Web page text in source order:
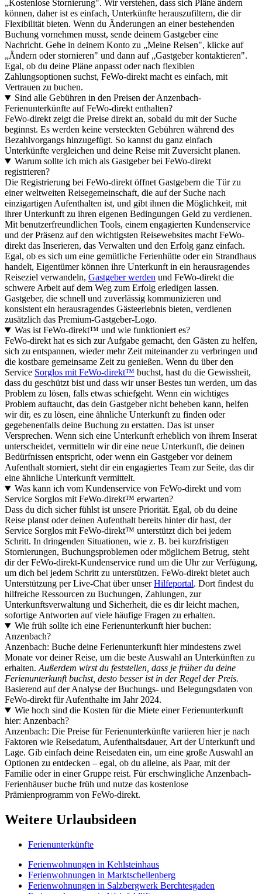
„Kostenlose Stornierung". Wir verstehen, dass sich Pläne ändern
können, daher ist es einfach, Unterkünfte herauszufiltern, die dir
Flexibilität bieten. Wenn du Änderungen an einer bestehenden
Buchung vornehmen musst, sende deinem Gastgeber eine
Nachricht. Gehe in deinem Konto zu „Meine Reisen", klicke auf
„Ändern oder stornieren" und dann auf „Gastgeber kontaktieren".
Egal, ob du deine Pläne anpasst oder nach flexiblen
Zahlungsoptionen suchst, FeWo-direkt macht es einfach, mit
Vertrauen zu buchen.
Sind alle Gebühren in den Preisen der Anzenbach-
Ferienunterkünfte auf FeWo-direkt enthalten?
FeWo-direkt zeigt die Preise direkt an, sobald du mit der Suche
beginnst. Es werden keine versteckten Gebühren während des
Bezahlvorgangs hinzugefügt. So kannst du ganz einfach
Unterkünfte vergleichen und deine Reise mit Zuversicht planen.
Warum sollte ich mich als Gastgeber bei FeWo-direkt
registrieren?
Die Registrierung bei FeWo-direkt öffnet Gastgebern die Tür zu
einer weltweiten Reisegemeinschaft, die auf der Suche nach
einzigartigen Aufenthalten ist, und gibt ihnen die Möglichkeit, mit
ihrer Unterkunft zu ihren eigenen Bedingungen Geld zu verdienen.
Mit benutzerfreundlichen Tools, einem engagierten Kundenservice
und der Präsenz auf den wichtigsten Reisewebsites macht FeWo-
direkt das Inserieren, das Verwalten und den Erfolg ganz einfach.
Egal, ob es sich um eine gemütliche Ferienhütte oder ein Strandhaus
handelt, Eigentümer können ihre Unterkunft in ein herausragendes
Reiseziel verwandeln, Gastgeber werden und FeWo-direkt die
schwere Arbeit auf dem Weg zum Erfolg erledigen lassen.
Gastgeber, die schnell und zuverlässig kommunizieren und
konsistent ein herausragendes Gästeerlebnis bieten, verdienen
zusätzlich das Premium-Gastgeber-Logo.
Was ist FeWo-direkt™ und wie funktioniert es?
FeWo-direkt hat es sich zur Aufgabe gemacht, den Gästen zu helfen,
sich zu entspannen, wieder mehr Zeit miteinander zu verbringen und
die kostbare gemeinsame Zeit zu genießen. Wenn du über den
Service Sorglos mit FeWo-direkt™ buchst, hast du die Gewissheit,
dass du geschützt bist und dass wir unser Bestes tun werden, um das
Problem zu lösen, falls etwas schiefgeht. Wenn ein wichtiges
Problem auftaucht, das dein Gastgeber nicht beheben kann, helfen
wir dir, es zu lösen, eine ähnliche Unterkunft zu finden oder
gegebenenfalls deine Buchung zu erstatten. Das ist unser
Versprechen. Wenn sich eine Unterkunft erheblich von ihrem Inserat
unterscheidet, vermitteln wir dir eine neue Unterkunft, die deinen
Bedürfnissen entspricht, oder wenn ein Gastgeber vor deinem
Aufenthalt storniert, steht dir ein engagiertes Team zur Seite, das dir
eine ähnliche Unterkunft vermittelt.
Was kann ich vom Kundenservice von FeWo-direkt und vom
Service Sorglos mit FeWo-direkt™ erwarten?
Dass du dich sicher fühlst ist unsere Priorität. Egal, ob du deine
Reise planst oder deinen Aufenthalt bereits hinter dir hast, der
Service Sorglos mit FeWo-direkt™ unterstützt dich bei jedem
Schritt. In dringenden Situationen, wie z. B. bei kurzfristigen
Stornierungen, Buchungsproblemen oder möglichem Betrug, steht
dir der FeWo-direkt-Kundenservice rund um die Uhr zur Verfügung,
um dich bei jedem Schritt zu unterstützen. FeWo-direkt bietet auch
Unterstützung per Live-Chat über unserHilfeportal. Dort findest du
hilfreiche Ressourcen zu Buchungen, Zahlungen, zur
Unterkunftsverwaltung und Sicherheit, die es dir leicht machen,
sofortige Antworten auf viele häufige Fragen zu erhalten.
Wie früh sollte ich eine Ferienunterkunft hier buchen:
Anzenbach?
Anzenbach: Buche deine Ferienunterkunft hier mindestens zwei
Monate vor deiner Reise, um die beste Auswahl an Unterkünften zu
erhalten. Außerdem wirst du feststellen, dass je früher du deine
Ferienunterkunft buchst, desto besser ist in der Regel der Preis.
Basierend auf der Analyse der Buchungs- und Belegungsdaten von
FeWo-direkt für Aufenthalte im Jahr 2024.
Wie hoch sind die Kosten für die Miete einer Ferienunterkunft
hier: Anzenbach?
Anzenbach: Die Preise für Ferienunterkünfte variieren hier je nach
Faktoren wie Reisedatum, Aufenthaltsdauer, Art der Unterkunft und
Lage. Gib einfach deine Reisedaten ein, um eine große Auswahl an
Optionen zu entdecken – egal, ob du alleine, als Paar, mit der
Familie oder in einer Gruppe reist. Für erschwingliche Anzenbach-
Ferienhäuser buche früh und nutze das kostenlose
Prämienprogramm von FeWo-direkt.
Weitere Urlaubsideen
Ferienunterkünfte
Ferienwohnungen in Kehlsteinhaus
Ferienwohnungen in Marktschellenberg
Ferienwohnungen in Salzbergwerk Berchtesgaden